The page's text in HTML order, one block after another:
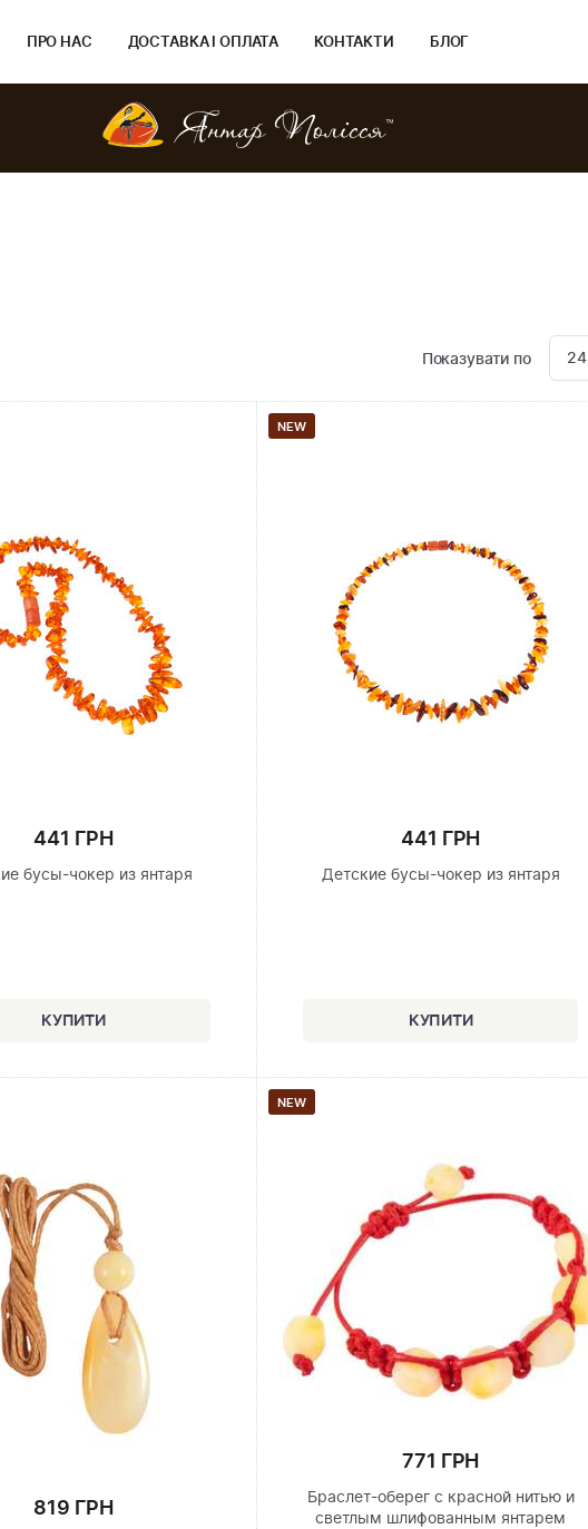
ПРО НАС ДОСТАВКА І ОПЛАТА КОНТАКТИ БЛОГ
Показувати по 24
441 ГРН
бусы-чокер из янтаря
NEW
441 ГРН
Детские бусы-чокер из янтаря
819 ГРН
NEW
771 ГРН
Браслет-оберег с красной нитью и
светлым шлифованным янтарем